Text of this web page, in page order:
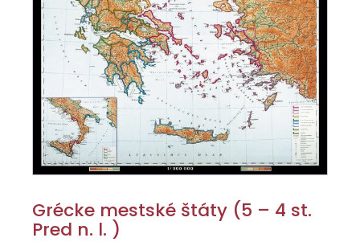
Grécke mestské štáty (5 – 4 st.
Pred n. l. )